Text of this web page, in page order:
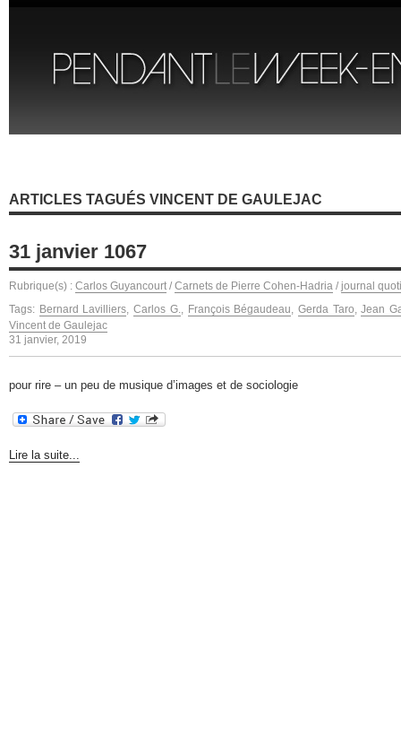
ARTICLES TAGUÉS VINCENT DE GAULEJAC
31 janvier 1067
Rubrique(s) : Carlos Guyancourt / Carnets de Pierre Cohen-Hadria / journal
Tags: Bernard Lavilliers,Carlos G., François Bégaudeau,Gerda Taro,Jean
Vincent de Gaulejac
31 janvier, 2019
pour rire – un peu de musique d’images et de sociologie
Lire la suite...